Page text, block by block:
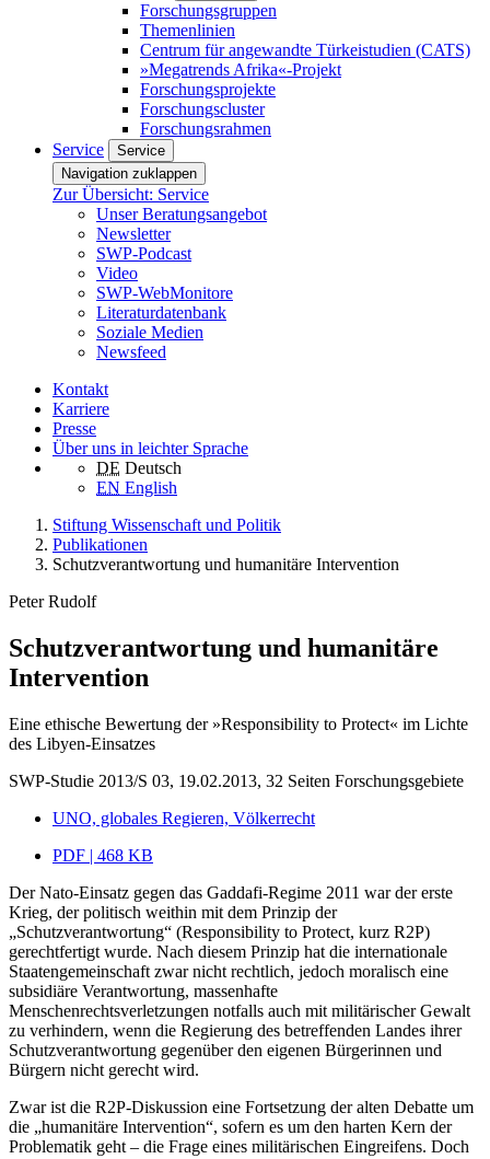
Forschungsgruppen
Themenlinien
Centrum für angewandte Türkeistudien (CATS)
»Megatrends Afrika«-Projekt
Forschungsprojekte
Forschungscluster
Forschungsrahmen
Service
Service
Navigation zuklappen
Zur Übersicht: Service
Unser Beratungsangebot
Newsletter
SWP-Podcast
Video
SWP-WebMonitore
Literaturdatenbank
Soziale Medien
Newsfeed
Kontakt
Karriere
Presse
Über uns in leichter Sprache
DE Deutsch
EN English
Stiftung Wissenschaft und Politik
Publikationen
Schutzverantwortung und humanitäre Intervention
Peter Rudolf
Schutzverantwortung und humanitäre
Intervention
Eine ethische Bewertung der »Responsibility to Protect« im Lichte
des Libyen-Einsatzes
SWP-Studie 2013/S 03, 19.02.2013, 32 Seiten Forschungsgebiete
UNO, globales Regieren, Völkerrecht
PDF | 468 KB
Der Nato-Einsatz gegen das Gaddafi-Regime 2011 war der erste
Krieg, der politisch weithin mit dem Prinzip der
„Schutzverantwortung“ (Responsibility to Protect, kurz R2P)
gerechtfertigt wurde. Nach diesem Prinzip hat die internationale
Staatengemeinschaft zwar nicht rechtlich, jedoch moralisch eine
subsidiäre Verantwortung, massenhafte
Menschenrechtsverletzungen notfalls auch mit militärischer Gewalt
zu verhindern, wenn die Regierung des betreffenden Landes ihrer
Schutzverantwortung gegenüber den eigenen Bürgerinnen und
Bürgern nicht gerecht wird.
Zwar ist die R2P-Diskussion eine Fortsetzung der alten Debatte um
die „humanitäre Intervention“, sofern es um den harten Kern der
Problematik geht – die Frage eines militärischen Eingreifens. Doch